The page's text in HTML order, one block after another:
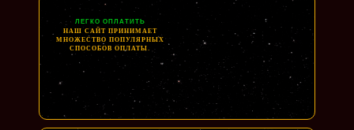
ЛЕГКО ОПЛАТИТЬ
НАШ САЙТ ПРИНИМАЕТ
МНОЖЕСТВО ПОПУЛЯРНЫХ
СПОСОБОВ ОПЛАТЫ.